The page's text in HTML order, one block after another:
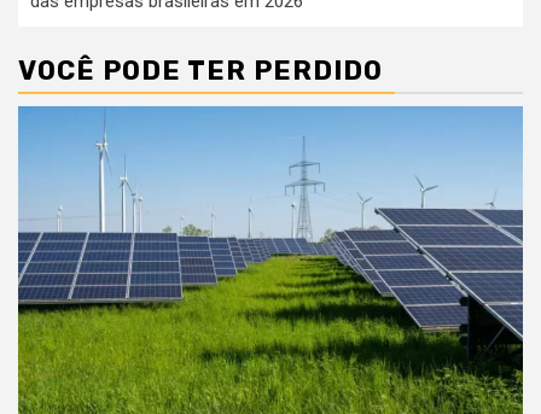
VOCÊ PODE TER PERDIDO